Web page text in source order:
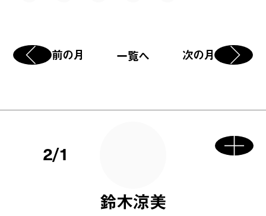
前の月 一覧へ 次の月
2/1
鈴木涼美